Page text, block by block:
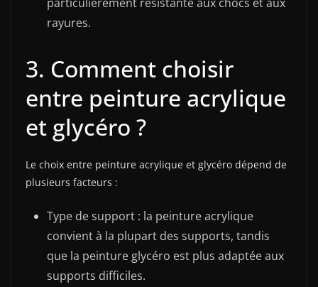
rayures.
3. Comment choisir
entre peinture acrylique
et glycéro ?
Le choix entre peinture acrylique et glycéro dépend de
plusieurs facteurs :
Type de support : la peinture acrylique
convient à la plupart des supports, tandis
que la peinture glycéro est plus adaptée aux
supports difficiles.